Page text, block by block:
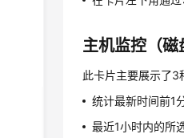
主机监控（磁
此卡片主要展示了3
统计最新时间前1
最近1小时内的所